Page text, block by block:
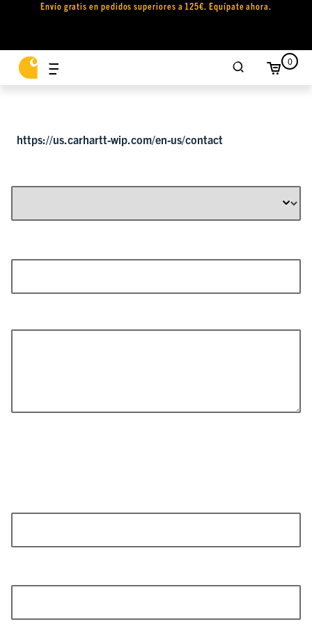
Envío gratis en pedidos superiores a 125€. Equípate ahora.
0
https://us.carhartt-wip.com/en-us/contact